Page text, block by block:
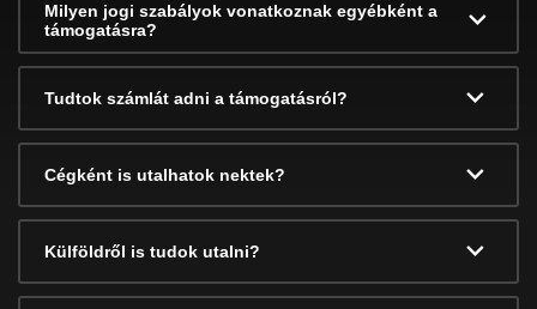
Milyen jogi szabályok vonatkoznak egyébként a
támogatásra?
Tudtok számlát adni a támogatásról?
Cégként is utalhatok nektek?
Külföldről is tudok utalni?